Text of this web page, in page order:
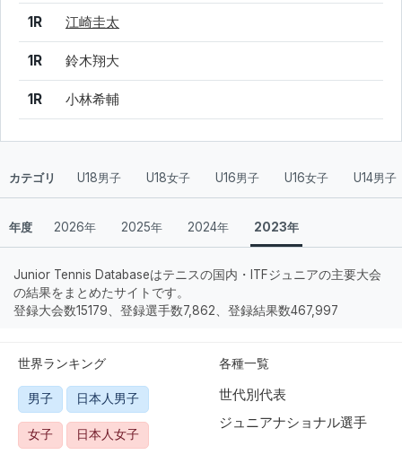
1R 江崎圭太
1R 鈴木翔大
1R 小林希輔
カテゴリ U18男子 U18女子 U16男子 U16女子 U14男子
年度 2026年 2025年 2024年 2023年
Junior Tennis Databaseはテニスの国内・ITFジュニアの主要大会
の結果をまとめたサイトです。
登録大会数15179、登録選手数7,862、登録結果数467,997
世界ランキング
男子 日本人男子
女子 日本人女子
各種一覧
世代別代表
ジュニアナショナル選手